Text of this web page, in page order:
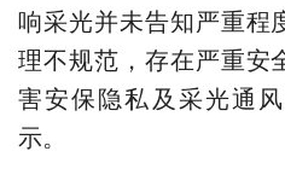
响采光并未告知严重程
理不规范，存在严重安
害安保隐私及采光通
示。